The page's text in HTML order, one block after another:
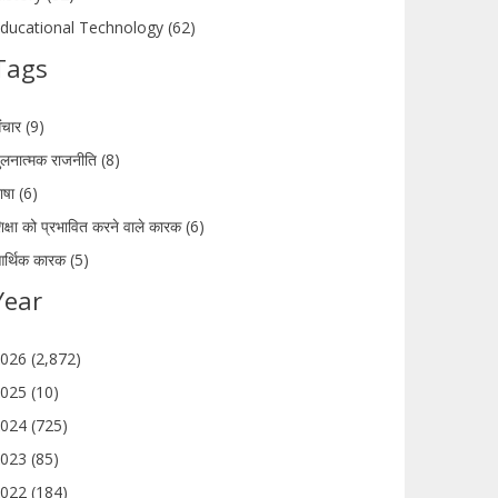
Technology (62)
(9)
राजनीति (8)
(6)
को प्रभावित करने वाले कारक (6)
कारक (5)
(2,872)
(10)
(725)
(85)
(184)